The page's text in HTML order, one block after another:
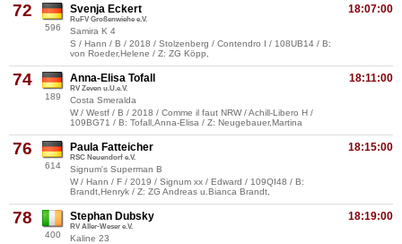
72
596
18:07:00
Svenja Eckert
RuFV Großenwiehe e.V.
Samira K 4
S / Hann / B / 2018 / Stolzenberg / Contendro I / 108UB14 / B:
von Roeder,Helene / Z: ZG Köpp,
74
189
18:11:00
Anna-Elisa Tofall
RV Zeven u.U.e.V.
Costa Smeralda
W / Westf / B / 2018 / Comme il faut NRW / Achill-Libero H /
109BG71 / B: Tofall,Anna-Elisa / Z: Neugebauer,Martina
76
614
18:15:00
Paula Fatteicher
RSC Neuendorf e.V.
Signum's Superman B
W / Hann / F / 2019 / Signum xx / Edward / 109QI48 / B:
Brandt,Henryk / Z: ZG Andreas u.Bianca Brandt,
78
400
18:19:00
Stephan Dubsky
RV Aller-Weser e.V.
Kaline 23